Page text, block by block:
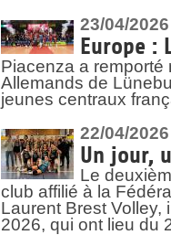
23/04/2026
Europe :
Piacenza a remporté
Allemands de
jeunes centraux
22/04/2026
Un jour,
Le
club affilié à la
Laurent Brest Volley,
2026, qui ont lieu du